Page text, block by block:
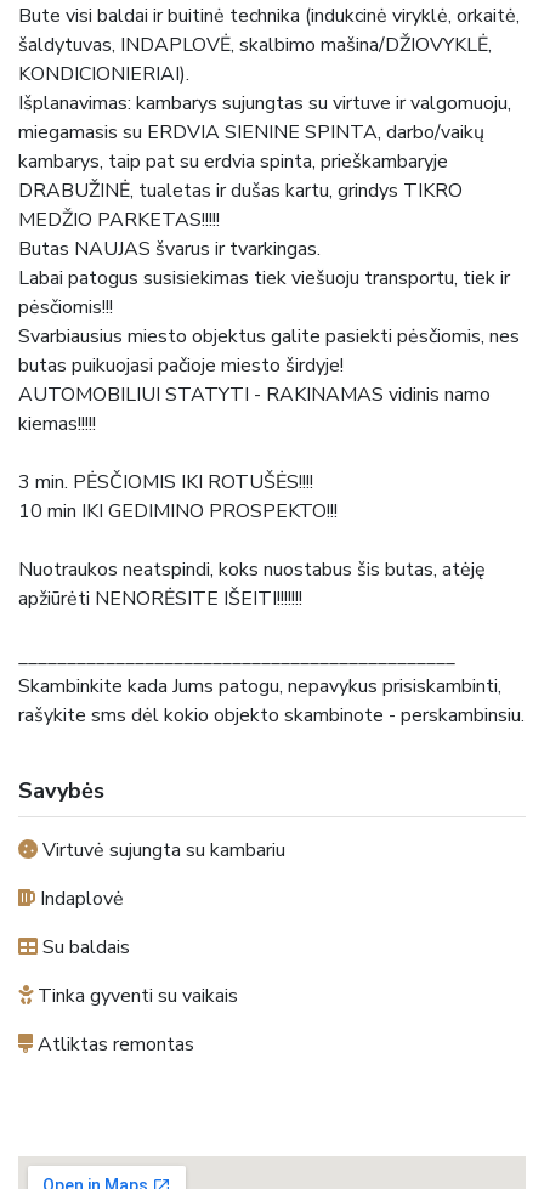
Bute visi baldai ir buitinė technika (indukcinė viryklė, orkaitė,
šaldytuvas, INDAPLOVĖ, skalbimo mašina/DŽIOVYKLĖ,
KONDICIONIERIAI).
Išplanavimas: kambarys sujungtas su virtuve ir valgomuoju,
miegamasis su ERDVIA SIENINE SPINTA, darbo/vaikų
kambarys, taip pat su erdvia spinta, prieškambaryje
DRABUŽINĖ, tualetas ir dušas kartu, grindys TIKRO
MEDŽIO PARKETAS!!!!!
Butas NAUJAS švarus ir tvarkingas.
Labai patogus susisiekimas tiek viešuoju transportu, tiek ir
pėsčiomis!!!
Svarbiausius miesto objektus galite pasiekti pėsčiomis, nes
butas puikuojasi pačioje miesto širdyje!
AUTOMOBILIUI STATYTI - RAKINAMAS vidinis namo
kiemas!!!!!
3 min. PĖSČIOMIS IKI ROTUŠĖS!!!!
10 min IKI GEDIMINO PROSPEKTO!!!
Nuotraukos neatspindi, koks nuostabus šis butas, atėję
apžiūrėti NENORĖSITE IŠEITI!!!!!!!
_____________________________________________
Skambinkite kada Jums patogu, nepavykus prisiskambinti,
rašykite sms dėl kokio objekto skambinote - perskambinsiu.
Savybės
Virtuvė sujungta su kambariu
Indaplovė
Su baldais
Tinka gyventi su vaikais
Atliktas remontas